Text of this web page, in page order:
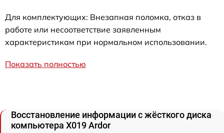
Для комплектующих: Внезапная поломка, отказ в
работе или несоответствие заявленным
характеристикам при нормальном использовании.
Показать полностью
Восстановление информации с жёсткого диска
компьютера X019 Ardor